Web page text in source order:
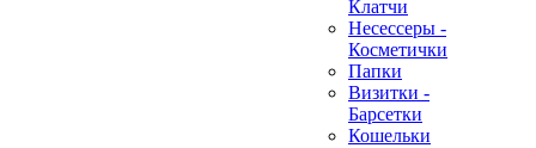
Клатчи
Несессеры -
Косметички
Папки
Визитки -
Барсетки
Кошельки